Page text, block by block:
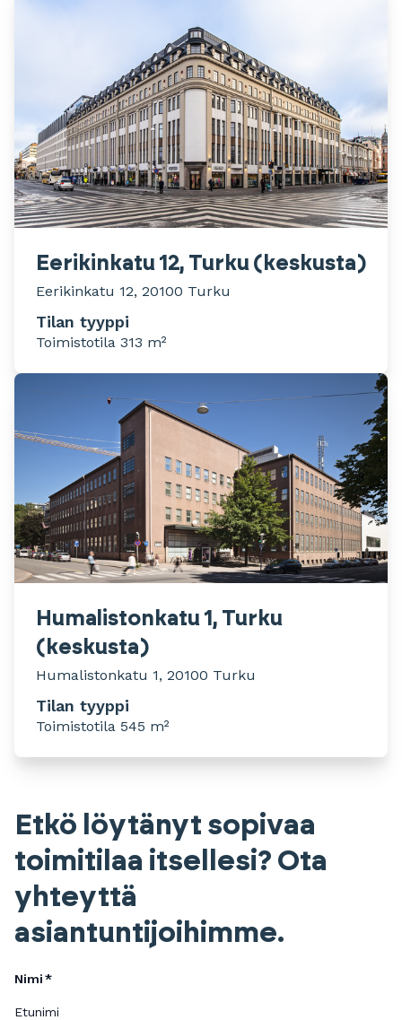
Eerikinkatu 12, Turku (keskusta)
Eerikinkatu 12, 20100 Turku
Tilan tyyppi
Toimistotila 313 m²
Humalistonkatu 1, Turku
(keskusta)
Humalistonkatu 1, 20100 Turku
Tilan tyyppi
Toimistotila 545 m²
Etkö löytänyt sopivaa
toimitilaa itsellesi? Ota
yhteyttä
asiantuntijoihimme.
Nimi
Etunimi